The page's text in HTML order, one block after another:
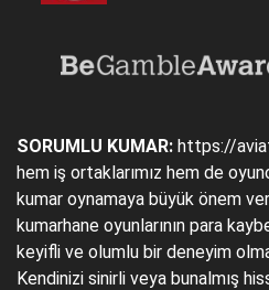
SORUMLU KUMAR: https://
hem iş ortaklarımız hem de
kumar oynamaya büyük önem
kumarhane oyunlarının para
keyifli ve olumlu bir deneyim
Kendinizi sinirli veya bunalmış